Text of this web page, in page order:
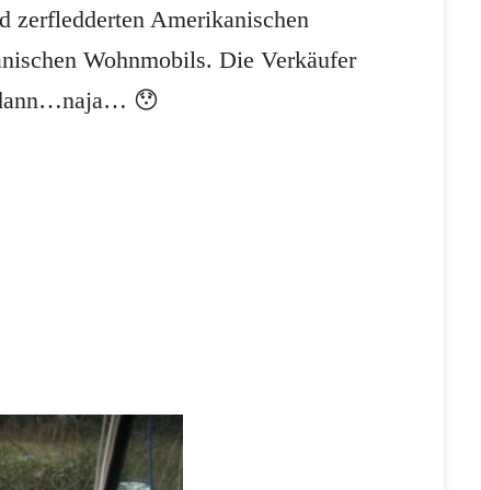
zerfledderten Amerikanischen
Wohnmobils. Die Verkäufer
😯